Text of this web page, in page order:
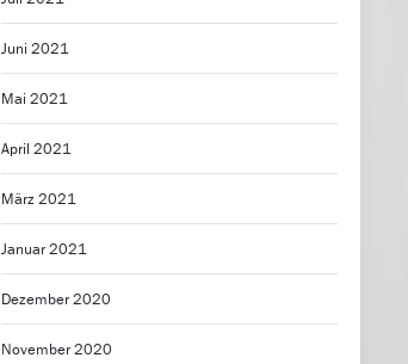
Juni 2021
Mai 2021
April 2021
März 2021
Januar 2021
Dezember 2020
November 2020